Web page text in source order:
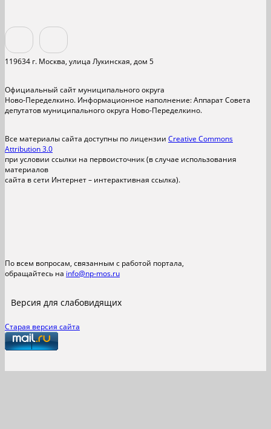
119634 г. Москва, улица Лукинская, дом 5
Официальный сайт муниципального округа
Ново-Переделкино. Информационное наполнение: Аппарат Совета
депутатов муниципального округа Ново-Переделкино.
Все материалы сайта доступны по лицензии Creative Commons
Attribution 3.0
при условии ссылки на первоисточник (в случае использования
материалов
сайта в сети Интернет – интерактивная ссылка).
По всем вопросам, связанным с работой портала,
обращайтесь на info@np-mos.ru
Версия для слабовидящих
Старая версия сайта